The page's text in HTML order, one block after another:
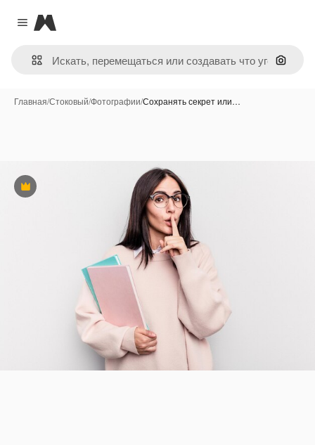
Close menu
Magnific
Поиск
Главная/Стоковый/Фотографии/Сохранять секрет или…
Премиум